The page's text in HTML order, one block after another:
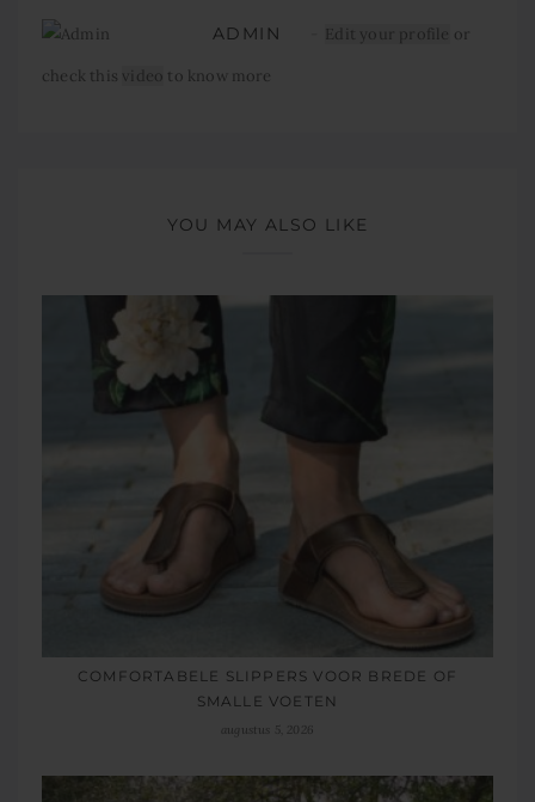
ADMIN Edit your profile or
check this video to know more
YOU MAY ALSO LIKE
COMFORTABELE SLIPPERS VOOR BREDE OF
SMALLE VOETEN
augustus 5, 2026